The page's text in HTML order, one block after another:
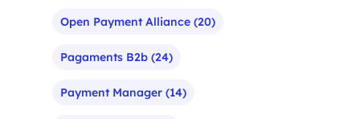
Open Payment Alliance (20)
Pagaments B2b (24)
Payment Manager (14)